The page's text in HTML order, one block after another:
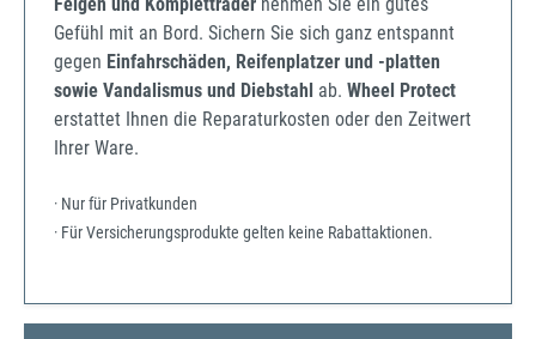
Gefühl mit an Bord. Sichern Sie sich ganz entspannt
gegen Einfahrschäden, Reifenplatzer und -platten
sowie Vandalismus und Diebstahl ab. Wheel Protect
erstattet Ihnen die Reparaturkosten oder den Zeitwert
Ihrer Ware.
· Nur für Privatkunden
· Für Versicherungsprodukte gelten keine Rabattaktionen.